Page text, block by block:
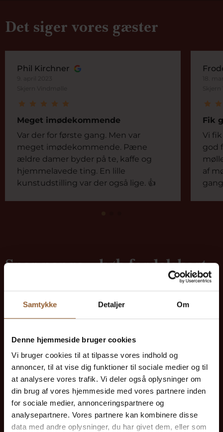
Samtykke Detaljer Om
Denne hjemmeside bruger cookies
Vi bruger cookies til at tilpasse vores indhold og
annoncer, til at vise dig funktioner til sociale medier og til
at analysere vores trafik. Vi deler også oplysninger om
din brug af vores hjemmeside med vores partnere inden
for sociale medier, annonceringspartnere og
analysepartnere. Vores partnere kan kombinere disse
data med andre oplysninger, du har givet dem, eller som
Det siger vores gæster
Phil Kirchner
9. april 2023
Skjern Vindmølle
Meget imødekommende
Var der for første gang. Men var
meget imødekommende. Pæne
ældre damer byder på te, kaffe og
hjemmelavede ting. En lille
kunstudstilling var der også lige. 👍
18.
Fik
Vi
god
af
Spar penge – køb fordelskort
Platin
699 KR
12 måneders fri adgang til alle vores
museer
1 person + 1 ledsager